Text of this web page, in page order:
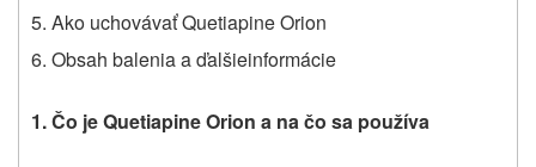
5. Ako uchovávať Quetiapine Orion
6. Obsah balenia a ďalšieinformácie
1. Čo jeQuetiapine Orion a na čo sa používa